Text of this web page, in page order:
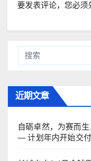
要发表评论，您必须
近期文章
自砺卓然，为赛而
— 计划年内开始交